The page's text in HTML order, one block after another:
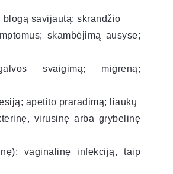
blogą savijautą; skrandžio
skambėjimą ausyse;
svaigimą; migreną;
apetito praradimą; liaukų
virusinę arba grybelinę
vaginalinę infekciją, taip